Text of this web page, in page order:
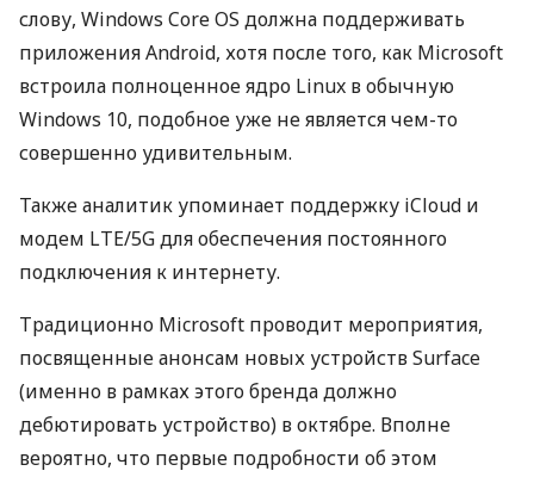
слову, Windows Core OS должна поддерживать
приложения Android, хотя после того, как Microsoft
встроила полноценное ядро Linux в обычную
Windows 10, подобное уже не является чем-то
совершенно удивительным.
Также аналитик упоминает поддержку iCloud и
модем LTE/5G для обеспечения постоянного
подключения к интернету.
Традиционно Microsoft проводит мероприятия,
посвященные анонсам новых устройств Surface
(именно в рамках этого бренда должно
дебютировать устройство) в октябре. Вполне
вероятно, что первые подробности об этом